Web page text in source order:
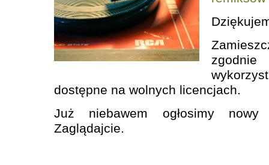
dostępne na wolnych licencjach.
Już niebawem ogłosimy
Zaglądajcie.